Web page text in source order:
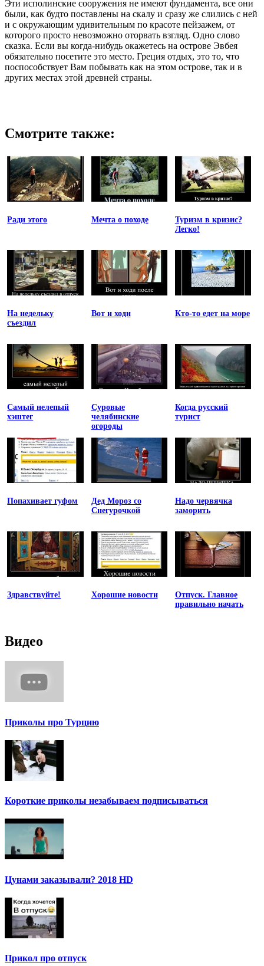
Эти исполинские сооружения не имеют фундамента, все они
были, как будто поставлены на скалу и сразу же слились с ней
и с окружающим удивительным по красоте пейзажем, от
которого просто невозможно оторвать взгляд. Одно слово
сказка. Если вы когда-нибудь окажетесь на острове Эвбея
обязательно посетите это место. Греция отдых, это то, что
поспособствует Вам побывать как на этом острове, так и в
других местах этой древней страны.
Смотрите также:
Ради этого Мечта о походе
Туризм в кризис?
Легко!
На недельку
съездил
Вот и ходи Кто-то едет на море
Самый нелепый
хэштег
Суровые
челябинские
огороды
Когда русский
турист
Попахивает гуфом
Дед Мороз со
Снегурочкой
Надо червячка
заморить
Здравствуйте! Хорошие новости
Отпуск. Главное
правильно начать
Видео
Приколы про Турцию
Короткие приколы незабываем подписываться
Цунами заказывали? 2018 HD
Прикол про отпуск